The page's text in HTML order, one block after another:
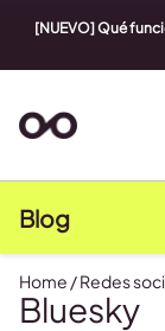
[NUEVO] Qué
Blog
Home /Redes
Bluesky